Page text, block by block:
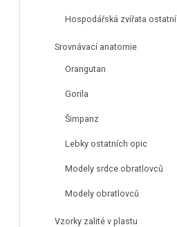
Hospodářská zvířata ostatní
Srovnávací anatomie
Orangutan
Gorila
Šimpanz
Lebky ostatních opic
Modely srdce obratlovců
Modely obratlovců
Vzorky zalité v plastu